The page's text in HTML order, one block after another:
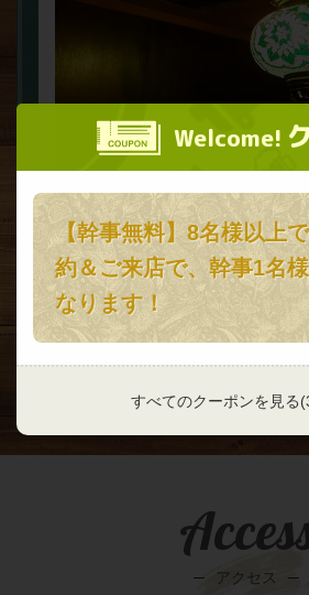
Welcome!
【幹事無料】8名様以上
約＆ご来店で、幹事1名
なります！
すべてのクーポンを見る
幻想的なアラビアンランプや鮮やか
目を引く空間。まるで海外にいるよ
事の疲れも癒されます。外の飲食ス
も設置し、パブリックビューイング
アクセス
この店舗情報をシェ
スパイス研究所 MAD CHEFs マッドシ
https://madchefs-hamamatsutyo.owst.jp/
お店情報をコピー
閉じる